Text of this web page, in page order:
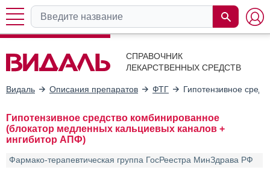
СПРАВОЧНИК
ЛЕКАРСТВЕННЫХ СРЕДСТВ
Видаль Описания препаратов ФТГ Гипотензивное
Гипотензивное средство комбинированное
(блокатор медленных кальциевых каналов +
ингибитор АПФ)
Фармако-терапевтическая группа ГосРеестра МинЗдрава РФ